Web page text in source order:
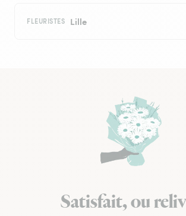
FLEURISTES Lille
Satisfait, ou